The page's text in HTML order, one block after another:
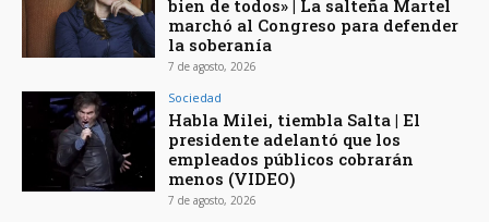
bien de todos» | La salteña Martel
marchó al Congreso para defender
la soberanía
7 de agosto, 2026
Sociedad
Habla Milei, tiembla Salta | El
presidente adelantó que los
empleados públicos cobrarán
menos (VIDEO)
7 de agosto, 2026